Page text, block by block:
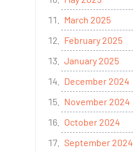
March 2025
February 2025
January 2025
December 2024
November 2024
October 2024
September 2024